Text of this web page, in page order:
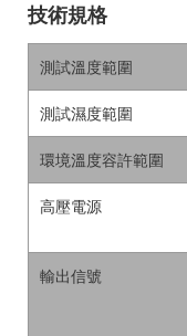
技術規格
測試溫度範圍
測試濕度範圍
環境溫度容許範圍
高壓電源
輸出信號